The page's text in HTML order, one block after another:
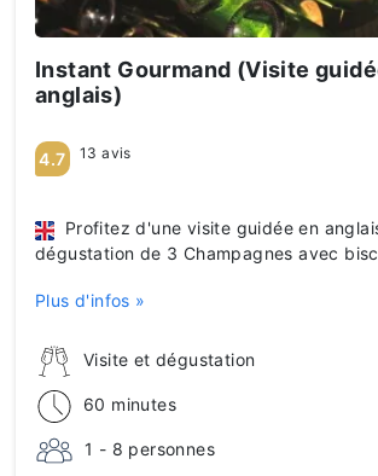
Instant Gourmand (Visite
anglais)
Visite et dégustation
60 minutes
1 - 8 personnes
Profitez d'une visite guidée en
dégustation de 3 Champagnes avec
Plus d'infos »
4.7 13 avis